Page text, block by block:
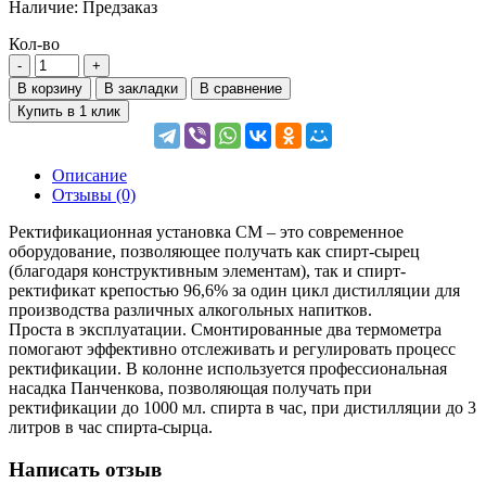
Наличие: Предзаказ
Кол-во
В корзину В закладки
В сравнение
Купить в 1 клик
Описание
Отзывы (0)
Ректификационная установка СМ – это современное
оборудование, позволяющее получать как спирт-сырец
(благодаря конструктивным элементам), так и спирт-
ректификат крепостью 96,6% за один цикл дистилляции для
производства различных алкогольных напитков.
Проста в эксплуатации. Смонтированные два термометра
помогают эффективно отслеживать и регулировать процесс
ректификации. В колонне используется профессиональная
насадка Панченкова, позволяющая получать при
ректификации до 1000 мл. спирта в час, при дистилляции до 3
литров в час спирта-сырца.
Написать отзыв